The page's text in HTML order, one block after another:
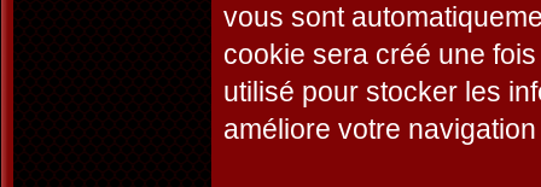
vous sont
cookie sera créé une
utilisé pour stocker les
améliore votre